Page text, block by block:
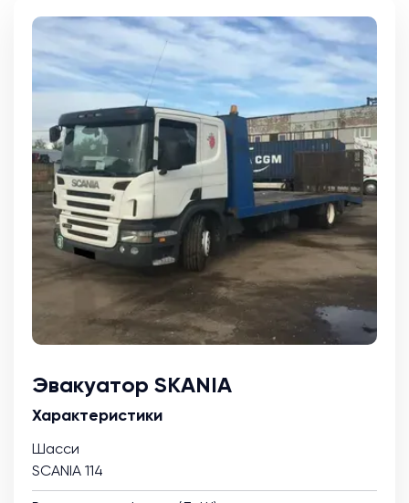
Эвакуатор SKANIA
Характеристики
Шасси
SCANIA 114